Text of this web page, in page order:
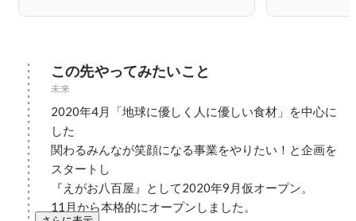
この先やってみたいこと
未来
2020年4月「地球に優しく人に優しい食材」を中心に
した
関わるみんなが笑顔になる事業をやりたい！と企画を
スタートし
『えがお八百屋』として2020年9月仮オープン。
11月から本格的にオープンしました。